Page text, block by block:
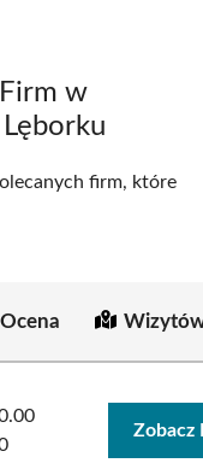
w
firm, które
Ocena
Zobacz